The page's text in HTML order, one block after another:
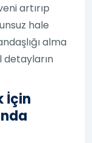
artırıp
hale
alma
detayların
İçin